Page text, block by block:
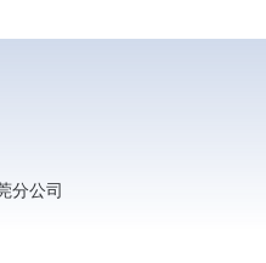
分公司